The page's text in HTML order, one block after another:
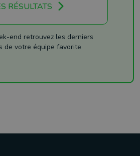
RÉSULTATS
end retrouvez les derniers
de votre équipe favorite